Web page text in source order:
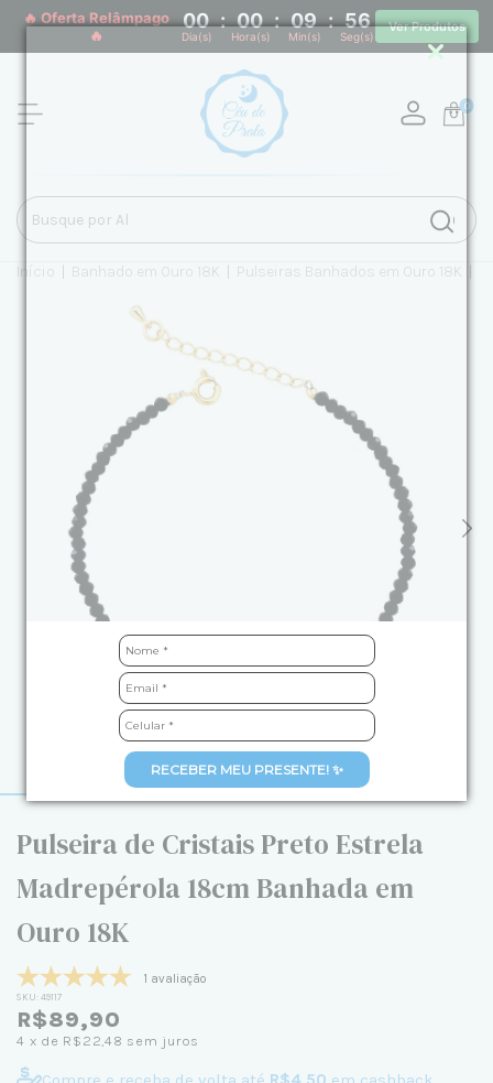
RECEBER MEU PRESENTE! ✨
🔥 Oferta Relâmpago
🔥
00 : 00 : 09 : 56
Dia(s) Hora(s) Min(s) Seg(s)
Ver Produtos
0
Início Banhado em Ouro 18K Pulseiras Banhados em Ouro 18K
Pulseira de Cristais Preto Estrela
Madrepérola 18cm Banhada em
Ouro 18K
1 avaliação
SKU: 49117
R$89,90
4 x de R$22,48 sem juros